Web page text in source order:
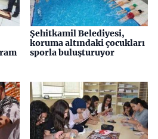
Şehitkamil Belediyesi,
koruma altındaki çocukları
sporla buluşturuyor